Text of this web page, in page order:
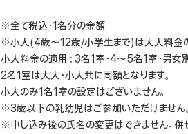
※全て税込・1名分の金額
※小人(4歳～12歳/小学生まで)は大人料金
小人料金の適用：3名1室・4～5名1室・男女
2名1室は大人・小人共に同額となります。
小人のみ1名1室の設定はございません。
※3歳以下の乳幼児はご参加いただけません。
※申し込み後の氏名の変更はできません。併